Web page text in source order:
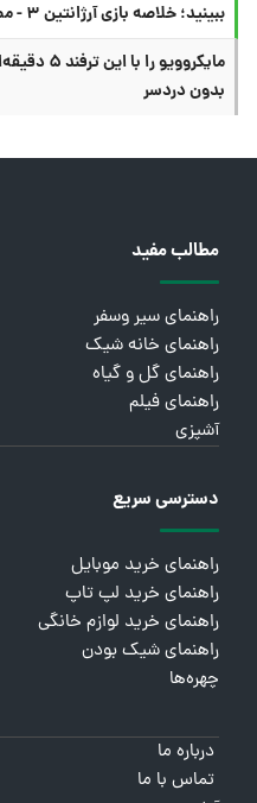
ببینید؛ خلاصه بازی آرژانتین ۳ - مصر ۲ در جام جهانی
بدون دردسر
مطالب مفید
راهنمای سیر وسفر
راهنمای خانه شیک
راهنمای گل و گیاه
راهنمای فیلم
آشپزی
دسترسی سریع
راهنمای خرید موبایل
راهنمای خرید لپ تاپ
راهنمای خرید لوازم خانگی
راهنمای شیک بودن
چهره‌ها
درباره ما
تماس با ما